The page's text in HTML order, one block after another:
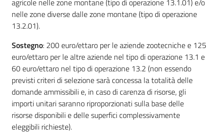
agricole nelle zone montane (tipo di operazione 13.1.01) e/o
nelle zone diverse dalle zone montane (tipo di operazione
13.2.01).
Sostegno: 200 euro/ettaro per le aziende zootecniche e 125
euro/ettaro per le altre aziende nel tipo di operazione 13.1 e
60 euro/ettaro nel tipo di operazione 13.2 (non essendo
previsti criteri di selezione sarà concessa la totalità delle
domande ammissibili e, in caso di carenza di risorse, gli
importi unitari saranno riproporzionati sulla base delle
risorse disponibili e delle superfici complessivamente
eleggibili richieste).